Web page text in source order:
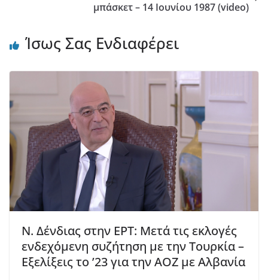
μπάσκετ – 14 Ιουνίου 1987 (video)
Ίσως Σας Ενδιαφέρει
Ν. Δένδιας στην ΕΡΤ: Μετά τις εκλογές
ενδεχόμενη συζήτηση με την Τουρκία –
Εξελίξεις το ’23 για την ΑΟΖ με Αλβανία